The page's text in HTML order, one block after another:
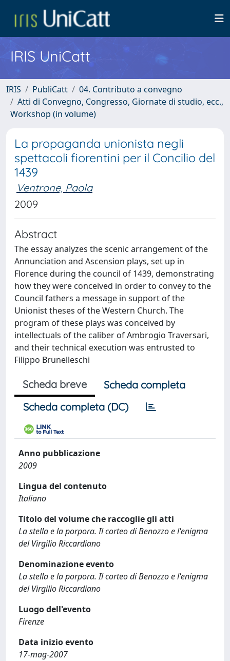
IRIS UniCatt
IRIS PubliCatt
04. Contributo a convegno
Atti di Convegno, Congresso, Giornate di studio, ecc.,
Workshop (in volume)
La propaganda unionista negli
spettacoli fiorentini per il Concilio del
1439
Ventrone, Paola
2009
Abstract
The essay analyzes the scenic arrangement of the
Annunciation and Ascension plays, set up in
Florence during the council of 1439, demonstrating
how they were conceived in order to convey to the
Council fathers a message in support of the
Unionist theses of the Western Church. The
program of these plays was conceived by
intellectuals of the caliber of Ambrogio Traversari,
and their technical execution was entrusted to
Filippo Brunelleschi
Scheda breve
Scheda completa
Scheda completa (DC)
Anno pubblicazione
2009
Lingua del contenuto
Italiano
Titolo del volume che raccoglie gli atti
La stella e la porpora. Il corteo di Benozzo e l'enigma
del Virgilio Riccardiano
Denominazione evento
La stella e la porpora. Il corteo di Benozzo e l'enigma
del Virgilio Riccardiano
Luogo dell'evento
Firenze
Data inizio evento
17-mag-2007